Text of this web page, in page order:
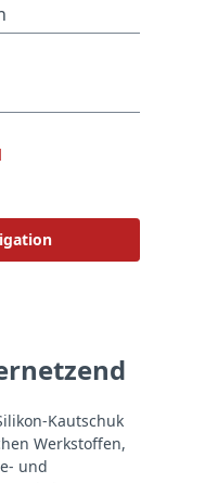
Kautschuk
Werkstoffen,
und